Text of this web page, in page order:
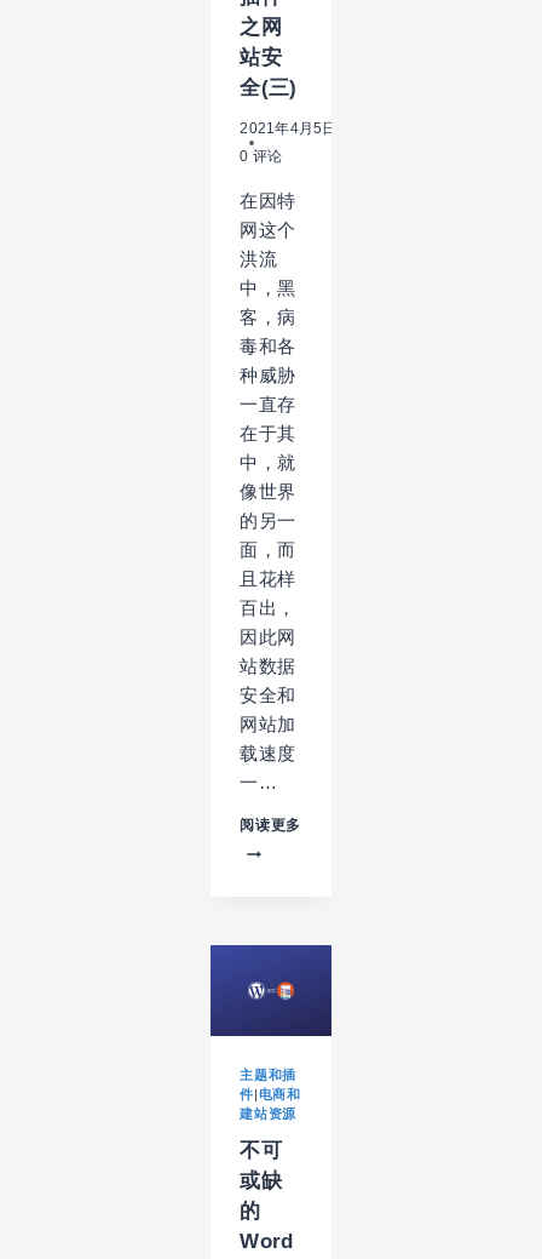
之网
站安
全(三)
2021年4月5日
0 评论
在因特
网这个
洪流
中，黑
客，病
毒和各
种威胁
一直存
在于其
中，就
像世界
的另一
面，而
且花样
百出，
因此网
站数据
安全和
网站加
载速度
一…
阅读更多
全
主题和插
件|电商和
建站资源
不可
或缺
的
Word